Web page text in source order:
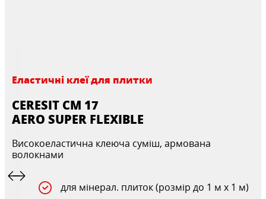
Еластичні клеї для плитки
CERESIT CM 17
AERO SUPER FLEXIBLE
Високоеластична клеюча суміш, армована
волокнами
для мінерал. плиток (розмір до 1 м х 1 м)